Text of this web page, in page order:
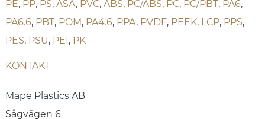
PE, PP, PS,ASA, PVC,ABS, PC/ABS, PC, PC/PBT, PA6,
PA6.6, PBT, POM, PA4.6, PPA, PVDF, PEEK, LCP, PPS,
PES, PSU, PEI , PK
KONTAKT
Mape Plastics AB
Sågvägen 6